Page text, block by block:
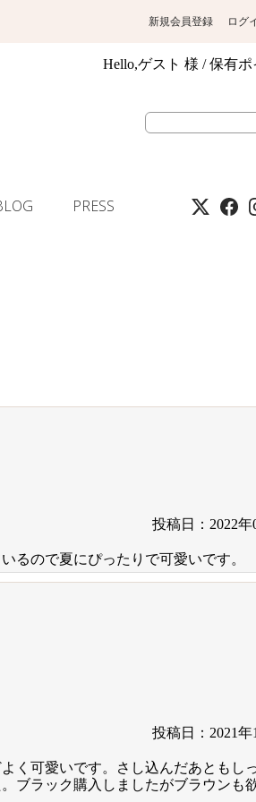
新規会員登録 ログ
Hello,ゲスト 様 / 保有ポ
PRESS
投稿日：2022年
るので夏にぴったりで可愛いです。
投稿日：2021年
く可愛いです。さし込んだあともし
ブラック購入しましたがブラウンも